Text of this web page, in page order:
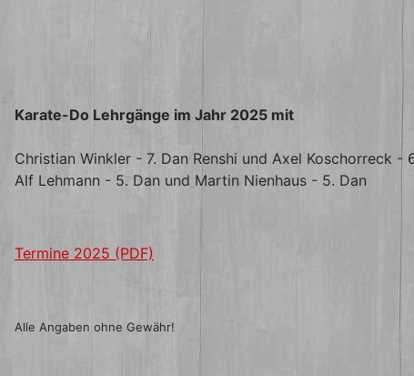
Karate-Do Lehrgänge im Jahr 2025 mit
Christian Winkler - 7. Dan Renshi und Axel Koschorreck -
Alf Lehmann - 5. Dan und Martin Nienhaus - 5. Dan
Termine 2025 (PDF)
Alle Angaben ohne Gewähr!